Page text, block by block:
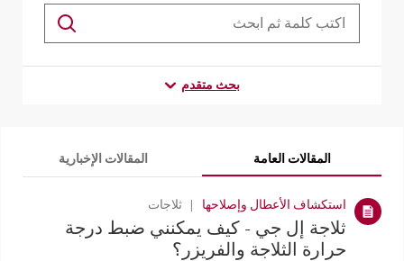
بحث متقدم
المقالات العامة المقالات الإخبارية
استكشاف الأعطال وإصلاحها ثلاجات
ثلاجة إل جي - كيف يمكنني ضبط درجة
حرارة الثلاجة والفريزر؟